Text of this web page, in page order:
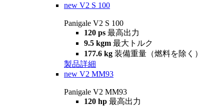
new V2 S 100
Panigale V2 S 100
120 ps 最高出力
9.5 kgm 最大トルク
177.6 kg 装備重量（燃料を除く）
製品詳細
new V2 MM93
Panigale V2 MM93
120 hp 最高出力